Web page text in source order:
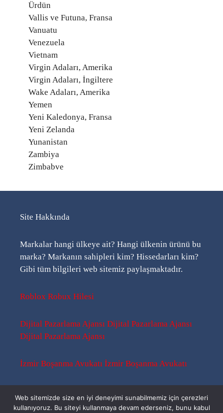
Ürdün
Vallis ve Futuna, Fransa
Vanuatu
Venezuela
Vietnam
Virgin Adaları, Amerika
Virgin Adaları, İngiltere
Wake Adaları, Amerika
Yemen
Yeni Kaledonya, Fransa
Yeni Zelanda
Yunanistan
Zambiya
Zimbabve
Site Hakkında
Markalar hangi ülkeye ait? Hangi ülkenin ürünü bu
marka? Markanın sahipleri kim? Hissedarları kim?
Gibi tüm bilgileri web sitemiz paylaşmaktadır.
Roblox Robux Hilesi
Dijital Pazarlama Ajansı Dijital Pazarlama Ajansı
Dijital Pazarlama Ajansı
İzmir Boşanma Avukatı İzmir Boşanma Avukatı
Web sitemizde size en iyi deneyimi sunabilmemiz için çerezleri
kullanıyoruz. Bu siteyi kullanmaya devam ederseniz, bunu kabul